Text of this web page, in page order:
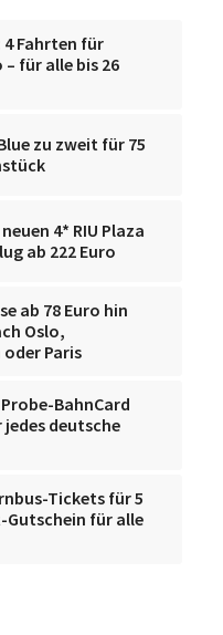
Fahrten für
– für alle bis 26
zu zweit für 75
4* RIU Plaza
ab 222 Euro
ab 78 Euro hin
Oslo,
Paris
BahnCard
deutsche
Tickets für 5
Gutschein für alle